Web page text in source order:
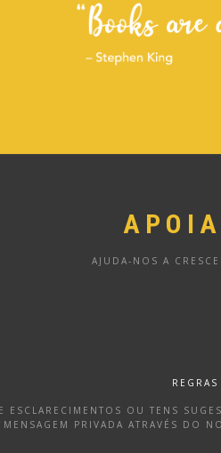
AJUDA-NOS A
ESCLARECIMENTOS OU TENS
PRIVADA ATRAVÉS DO